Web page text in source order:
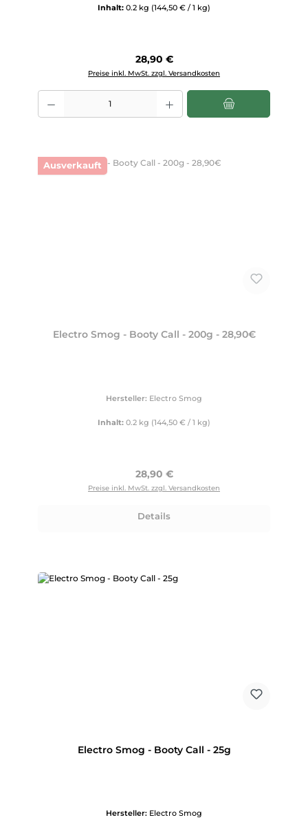
Inhalt: 0.2 kg (144,50 € / 1 kg)
Regulärer Preis:
28,90 €
Preise inkl. MwSt. zzgl. Versandkosten
Produkt Anzahl: Gib den gewünschten Wert ein oder benutze die
Ausverkauft
Electro Smog - Booty Call - 200g - 28,90€
Hersteller: Electro Smog
Inhalt: 0.2 kg (144,50 € / 1 kg)
Regulärer Preis:
28,90 €
Preise inkl. MwSt. zzgl. Versandkosten
Details
Electro Smog - Booty Call - 25g
Hersteller: Electro Smog